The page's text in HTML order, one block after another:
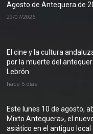
Agosto de Antequera de
29/07/2026
El cine y la cultura
por la muerte del
Lebrón
hace 5 días
Este lunes 10 de agosto,
Mixto Antequera», el
asiático en el antiguo local